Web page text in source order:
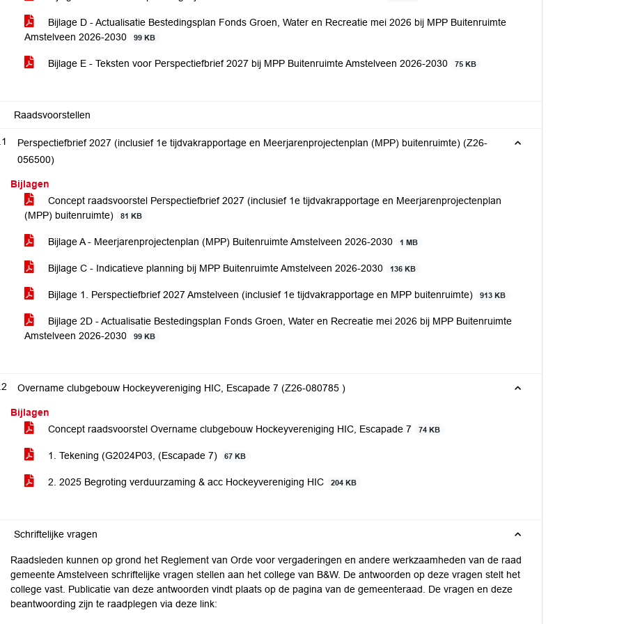
Bijlage D - Actualisatie Bestedingsplan Fonds Groen, Water en Recreatie mei 2026 bij MPP Buitenruimte
Amstelveen 2026-2030
99 KB
Bijlage E - Teksten voor Perspectiefbrief 2027 bij MPP Buitenruimte Amstelveen 2026-2030 75 KB
Raadsvoorstellen
Perspectiefbrief 2027 (inclusief 1e tijdvakrapportage en Meerjarenprojectenplan (MPP) buitenruimte) (Z26-
056500)
Bijlagen
Concept raadsvoorstel Perspectiefbrief 2027 (inclusief 1e tijdvakrapportage en Meerjarenprojectenplan
(MPP) buitenruimte)
81 KB
Bijlage A - Meerjarenprojectenplan (MPP) Buitenruimte Amstelveen 2026-2030 1 MB
Bijlage C - Indicatieve planning bij MPP Buitenruimte Amstelveen 2026-2030 136 KB
Bijlage 1. Perspectiefbrief 2027 Amstelveen (inclusief 1e tijdvakrapportage en MPP buitenruimte) 913 KB
Bijlage 2D - Actualisatie Bestedingsplan Fonds Groen, Water en Recreatie mei 2026 bij MPP Buitenruimte
Amstelveen 2026-2030
99 KB
Overname clubgebouw Hockeyvereniging HIC, Escapade 7 (Z26-080785 )
Bijlagen
Concept raadsvoorstel Overname clubgebouw Hockeyvereniging HIC, Escapade 7
74 KB
1. Tekening (G2024P03, (Escapade 7) 67 KB
2. 2025 Begroting verduurzaming & acc Hockeyvereniging HIC 204 KB
Schriftelijke vragen
Raadsleden kunnen op grond het Reglement van Orde voor vergaderingen en andere werkzaamheden van de raad
gemeente Amstelveen schriftelijke vragen stellen aan het college van B&W. De antwoorden op deze vragen stelt het
college vast. Publicatie van deze antwoorden vindt plaats op de pagina van de gemeenteraad. De vragen en deze
beantwoording zijn te raadplegen via deze link: